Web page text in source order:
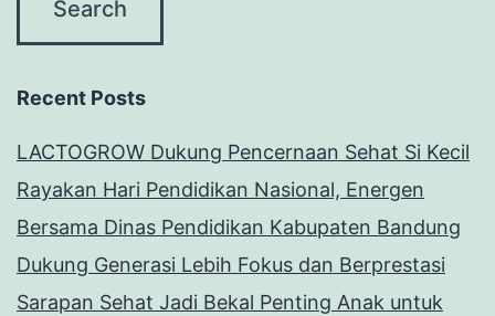
Recent Posts
LACTOGROW Dukung Pencernaan Sehat Si Kecil
Rayakan Hari Pendidikan Nasional, Energen
Bersama Dinas Pendidikan Kabupaten Bandung
Dukung Generasi Lebih Fokus dan Berprestasi
Sarapan Sehat Jadi Bekal Penting Anak untuk